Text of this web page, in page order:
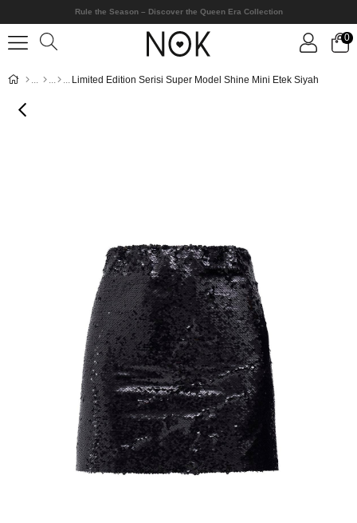
Rule the Season – Discover the Queen Era Collection
0
Limited Edition Serisi Super Model Shine Mini Etek Siyah